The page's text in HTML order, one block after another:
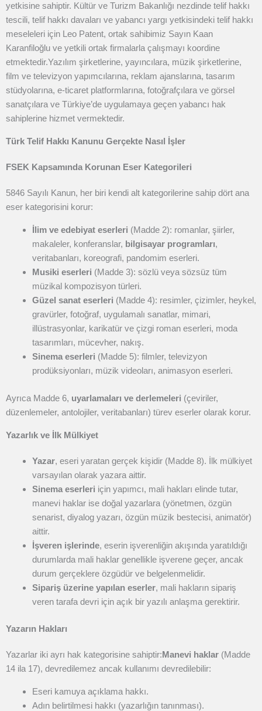
yetkisine sahiptir. Kültür ve Turizm Bakanlığı nezdinde telif hakkı
tescili, telif hakkı davaları ve yabancı yargı yetkisindeki telif hakkı
meseleleri için Leo Patent, ortak sahibimiz Sayın Kaan
Karanfiloğlu ve yetkili ortak firmalarla çalışmayı koordine
etmektedir.Yazılım şirketlerine, yayıncılara, müzik şirketlerine,
film ve televizyon yapımcılarına, reklam ajanslarına, tasarım
stüdyolarına, e-ticaret platformlarına, fotoğrafçılara ve görsel
sanatçılara ve Türkiye’de uygulamaya geçen yabancı hak
sahiplerine hizmet vermektedir.
Türk Telif Hakkı Kanunu Gerçekte Nasıl İşler
FSEK Kapsamında Korunan Eser Kategorileri
5846 Sayılı Kanun, her biri kendi alt kategorilerine sahip dört ana
eser kategorisini korur:
İlim ve edebiyat eserleri (Madde 2): romanlar, şiirler,
makaleler, konferanslar, bilgisayar programları,
veritabanları, koreografi, pandomim eserleri.
Musiki eserleri (Madde 3): sözlü veya sözsüz tüm
müzikal kompozisyon türleri.
Güzel sanat eserleri (Madde 4): resimler, çizimler, heykel,
gravürler, fotoğraf, uygulamalı sanatlar, mimari,
illüstrasyonlar, karikatür ve çizgi roman eserleri, moda
tasarımları, mücevher, nakış.
Sinema eserleri (Madde 5): filmler, televizyon
prodüksiyonları, müzik videoları, animasyon eserleri.
Ayrıca Madde 6, uyarlamaları ve derlemeleri (çeviriler,
düzenlemeler, antolojiler, veritabanları) türev eserler olarak korur.
Yazarlık ve İlk Mülkiyet
Yazar, eseri yaratan gerçek kişidir (Madde 8). İlk mülkiyet
varsayılan olarak yazara aittir.
Sinema eserleri için yapımcı, mali hakları elinde tutar,
manevi haklar ise doğal yazarlara (yönetmen, özgün
senarist, diyalog yazarı, özgün müzik bestecisi, animatör)
aittir.
İşveren işlerinde, eserin işverenliğin akışında yaratıldığı
durumlarda mali haklar genellikle işverene geçer, ancak
durum gerçeklere özgüdür ve belgelenmelidir.
Sipariş üzerine yapılan eserler, mali hakların sipariş
veren tarafa devri için açık bir yazılı anlaşma gerektirir.
Yazarın Hakları
Yazarlar iki ayrı hak kategorisine sahiptir:Manevi haklar (Madde
14 ila 17), devredilemez ancak kullanımı devredilebilir:
Eseri kamuya açıklama hakkı.
Adın belirtilmesi hakkı (yazarlığın tanınması).